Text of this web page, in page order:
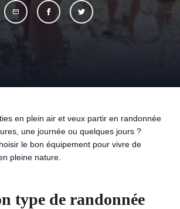
en plein air et veux partir en randonnée
une journée ou quelques jours ?
le bon équipement pour vivre de
pleine nature.
type de randonnée